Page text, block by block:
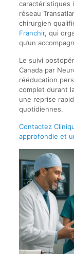
caractéristiques
réseau
chirurgien
Franchir, qui
qu’un
Le suivi
Canada par
rééducation
complet durant
une reprise
quotidiennes.
Contactez
approfondie et